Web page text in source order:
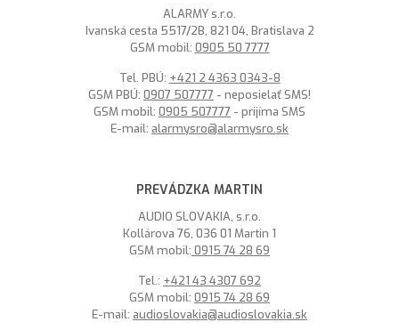
ALARMY s.r.o.
Ivanská cesta 5517/2B, 821 04, Bratislava 2
GSM mobil: 0905 50 7777
Tel. PBÚ: +421 2 4363 0343-8
GSM PBÚ: 0907 507777 - neposielať SMS!
GSM mobil: 0905 507777 - prijíma SMS
E-mail: alarmysro@alarmysro.sk
PREVÁDZKA MARTIN
AUDIO SLOVAKIA, s.r.o.
Kollárova 76, 036 01 Martin 1
GSM mobil: 0915 74 28 69
Tel.: +421 43 4307 692
GSM mobil: 0915 74 28 69
E-mail: audioslovakia@audioslovakia.sk